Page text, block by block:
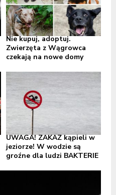
Nie kupuj, adoptuj.
Zwierzęta z Wągrowca
czekają na nowe domy
UWAGA! ZAKAZ kąpieli w
jeziorze! W wodzie są
groźne dla ludzi BAKTERIE